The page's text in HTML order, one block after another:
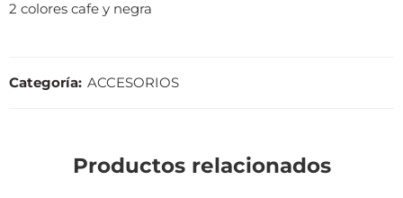
2 colores cafe y negra
Categoría: ACCESORIOS
Productos relacionados